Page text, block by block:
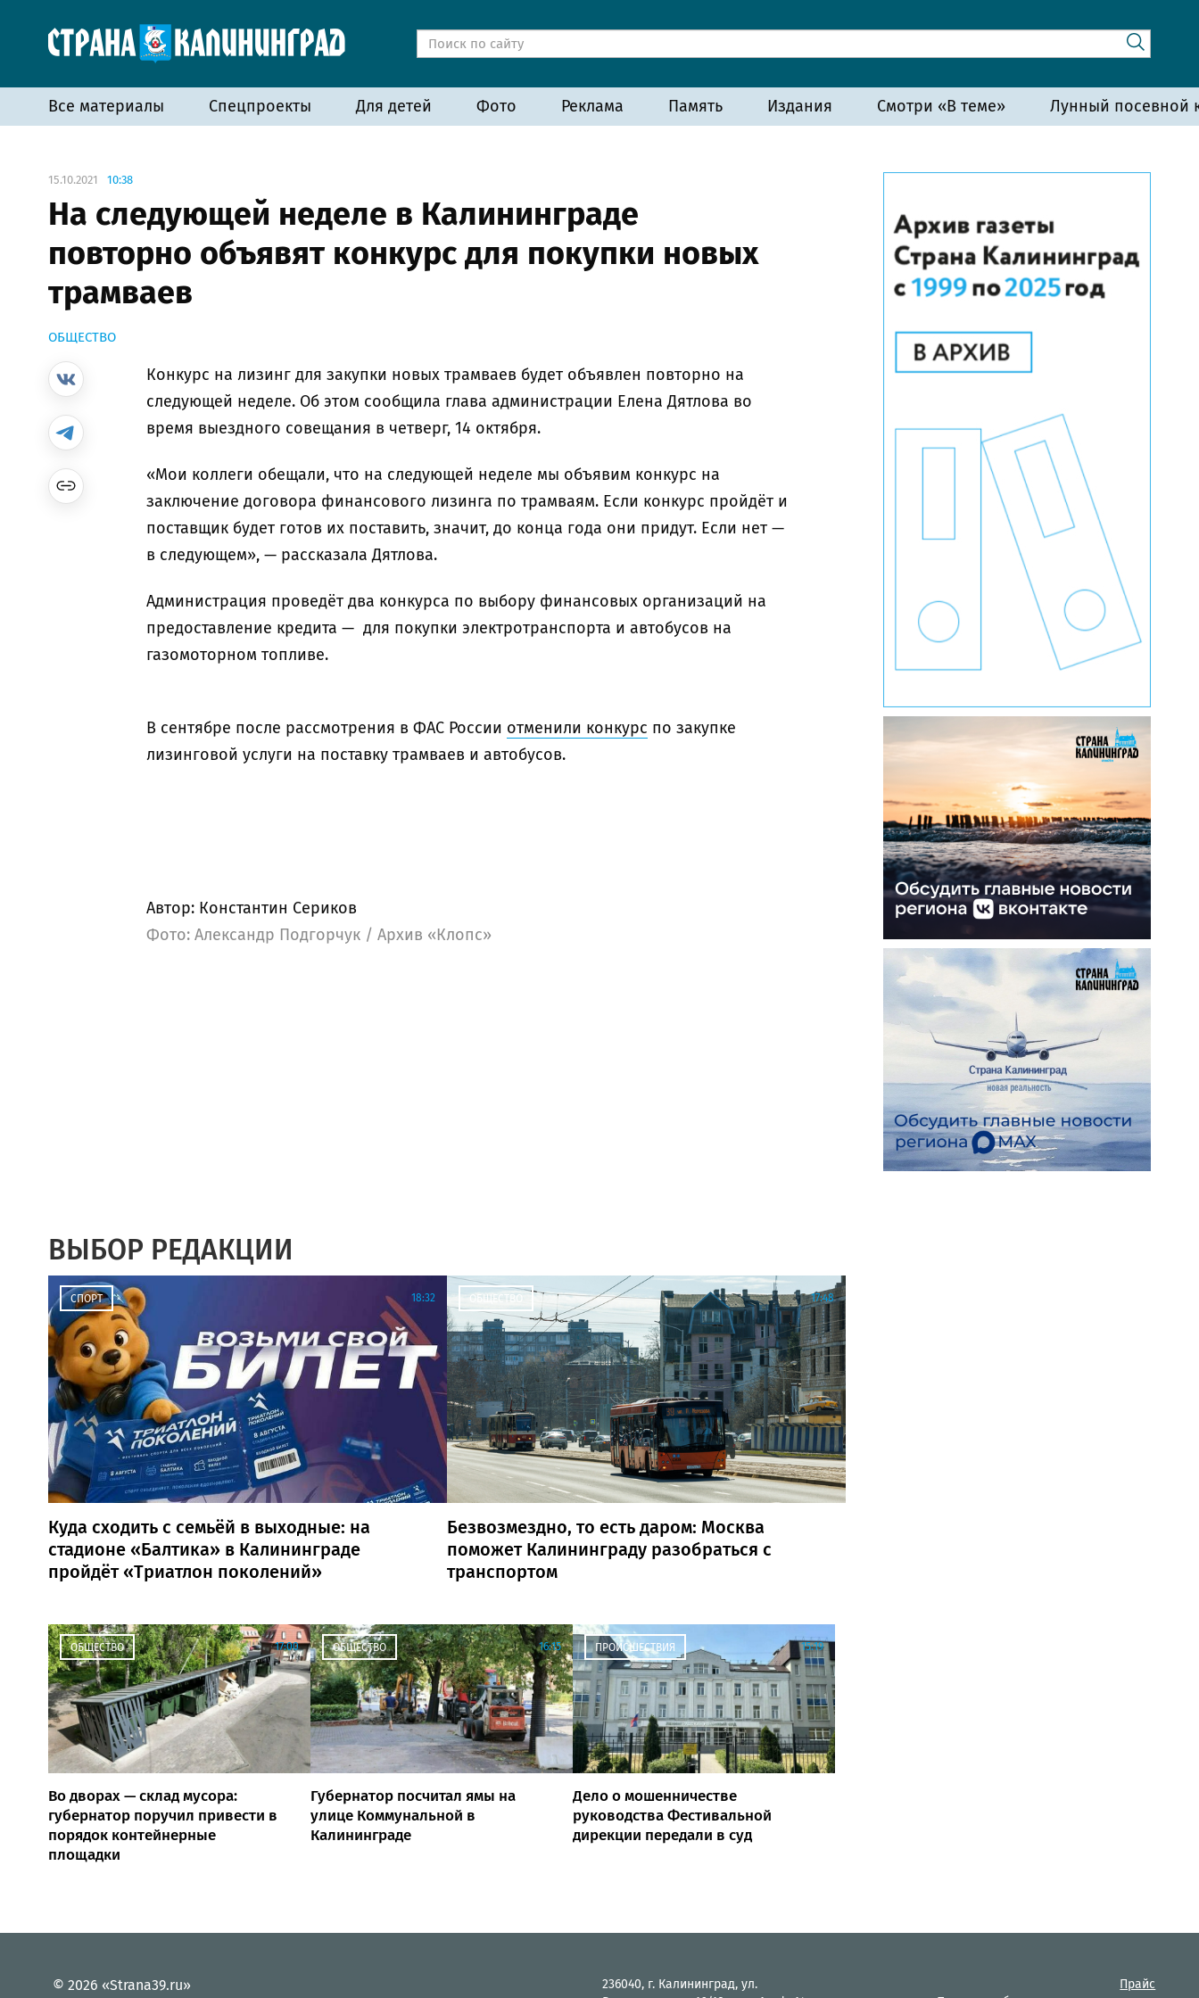
Все материалы Спецпроекты Для детей Фото Реклама Память Издания Смотри «В теме» Лунный посевной
15.10.2021 10:38
На следующей неделе в Калининграде
повторно объявят конкурс для покупки новых
трамваев
ОБЩЕСТВО
Конкурс на лизинг для закупки новых трамваев будет объявлен повторно на
следующей неделе. Об этом сообщила глава администрации Елена Дятлова во
время выездного совещания в четверг, 14 октября.
«Мои коллеги обещали, что на следующей неделе мы объявим конкурс на
заключение договора финансового лизинга по трамваям. Если конкурс пройдёт и
поставщик будет готов их поставить, значит, до конца года они придут. Если нет —
в следующем», — рассказала Дятлова.
Администрация проведёт два конкурса по выбору финансовых организаций на
предоставление кредита — для покупки электротранспорта и автобусов на
газомоторном топливе.
В сентябре после рассмотрения в ФАС России отменили конкурс по закупке
лизинговой услуги на поставку трамваев и автобусов.
Автор: Константин Сериков
Фото: Александр Подгорчук / Архив «Клопс»
ВЫБОР РЕДАКЦИИ
СПОРТ 18:32
Куда сходить с семьёй в выходные: на
стадионе «Балтика» в Калининграде
пройдёт «Триатлон поколений»
ОБЩЕСТВО 17:48
Безвозмездно, то есть даром: Москва
поможет Калининграду разобраться с
транспортом
ОБЩЕСТВО 17:00
Во дворах — склад мусора:
губернатор поручил привести в
порядок контейнерные
площадки
ОБЩЕСТВО 16:15
Губернатор посчитал ямы на
улице Коммунальной в
Калининграде
ПРОИСШЕСТВИЯ 15:19
Дело о мошенничестве
руководства Фестивальной
дирекции передали в суд
© 2026 «Strana39.ru»
236040, г. Калининград, ул.
Прайс